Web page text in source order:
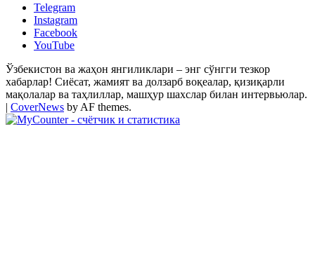
Telegram
Instagram
Facebook
YouTube
Ўзбекистон ва жаҳон янгиликлари – энг сўнгги тезкор
хабарлар! Сиёсат, жамият ва долзарб воқеалар, қизиқарли
мақолалар ва таҳлиллар, машҳур шахслар билан интервьюлар.
| CoverNews by AF themes.